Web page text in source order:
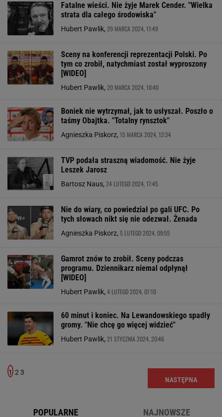
Fatalne wieści. Nie żyje Marek Cender. "Wielka
strata dla całego środowiska"
Hubert Pawlik, 29 MARCA 2024, 11:49
Sceny na konferencji reprezentacji Polski. Po
tym co zrobił, natychmiast został wyproszony
[WIDEO]
Hubert Pawlik, 20 MARCA 2024, 10:40
Boniek nie wytrzymał, jak to usłyszał. Poszło o
taśmy Obajtka. "Totalny rynsztok"
Agnieszka Piskorz, 15 MARCA 2024, 12:34
TVP podała straszną wiadomość. Nie żyje
Leszek Jarosz
Bartosz Naus, 24 LUTEGO 2024, 17:45
Nie do wiary, co powiedział po gali UFC. Po
tych słowach nikt się nie odezwał. Żenada
Agnieszka Piskorz, 5 LUTEGO 2024, 09:55
Gamrot znów to zrobił. Sceny podczas
programu. Dziennikarz niemal odpłynął
[WIDEO]
Hubert Pawlik, 4 LUTEGO 2024, 07:10
60 minut i koniec. Na Lewandowskiego spadły
gromy. "Nie chcę go więcej widzieć"
Hubert Pawlik, 21 STYCZNIA 2024, 20:46
1 2 3
NASTĘPNA
POPULARNE NAJNOWSZE